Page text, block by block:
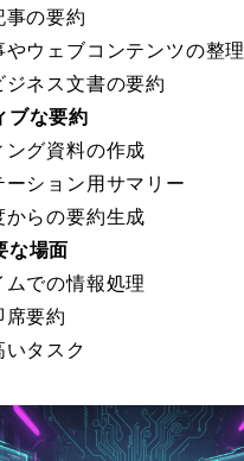
事の要約
ウェブコンテンツの整理
ネス文書の要約
ブな要約
グ資料の作成
ション用サマリー
らの要約生成
な場面
での情報処理
席要約
タスク